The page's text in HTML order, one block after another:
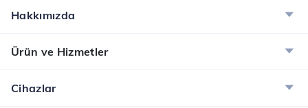
Hakkımızda
Ürün ve Hizmetler
Cihazlar